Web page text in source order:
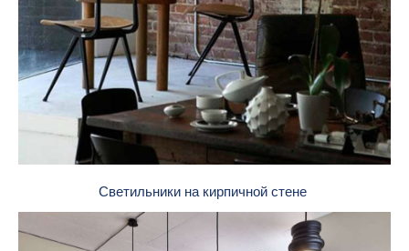
Светильники на кирпичной стене